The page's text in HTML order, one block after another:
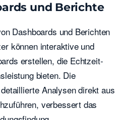
und Berichte
Dashboards und Berichten
können interaktive und
erstellen, die Echtzeit-
bieten. Die
Analysen direkt aus
verbessert das